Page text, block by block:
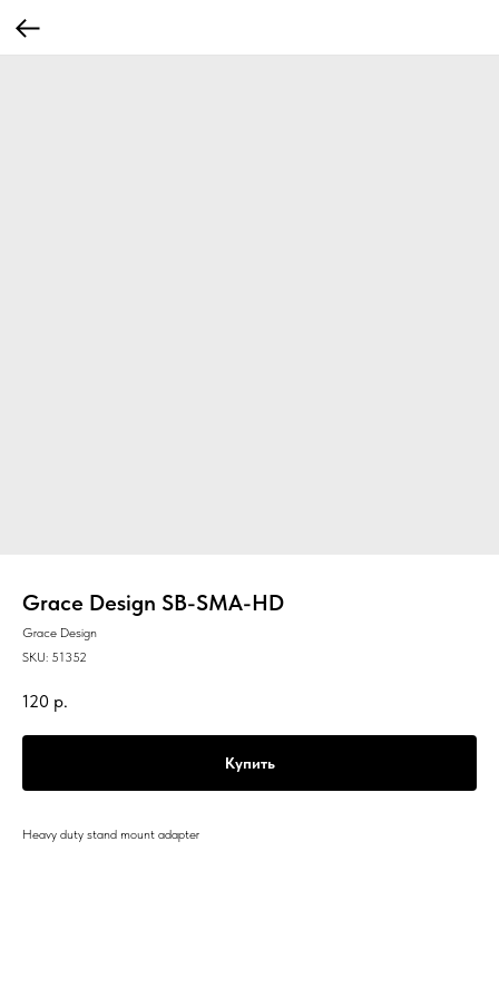
Grace Design SB-SMA-HD
Grace Design
SKU: 51352
120 р.
Купить
Heavy duty stand mount adapter